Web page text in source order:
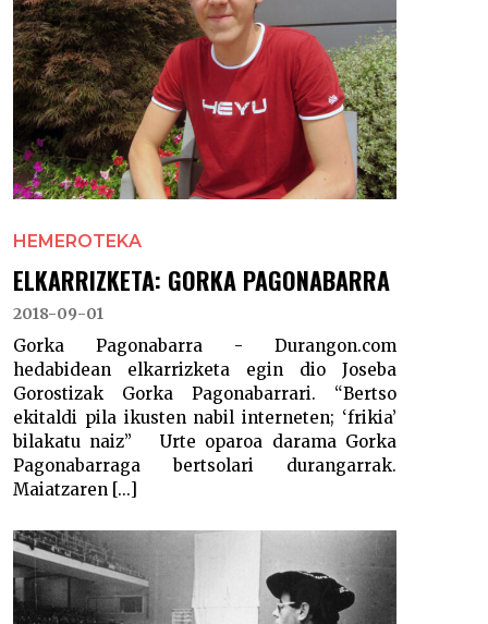
HEMEROTEKA
ELKARRIZKETA: GORKA PAGONABARRA
2018-09-01
Gorka Pagonabarra - Durangon.com
hedabidean elkarrizketa egin dio Joseba
Gorostizak Gorka Pagonabarrari. “Bertso
ekitaldi pila ikusten nabil interneten; ‘frikia’
bilakatu naiz” Urte oparoa darama Gorka
Pagonabarraga bertsolari durangarrak.
Maiatzaren [...]